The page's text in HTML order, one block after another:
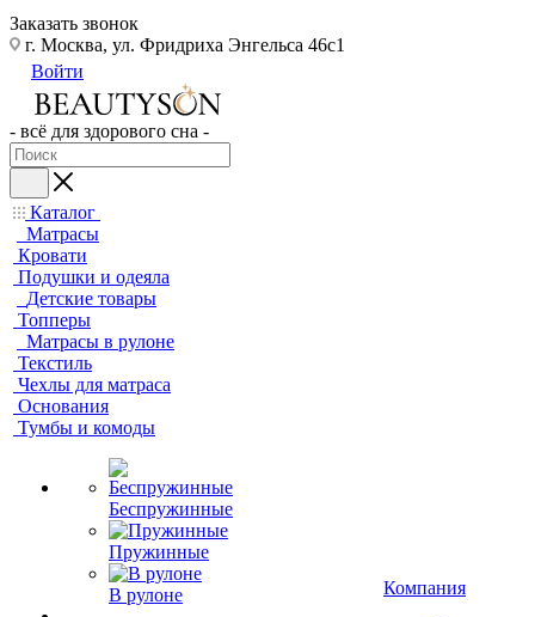
Заказать звонок
г. Москва, ул. Фридриха Энгельса 46с1
Войти
- всё для здорового сна -
Каталог
Матрасы
Кровати
Подушки и одеяла
Детские товары
Топперы
Матрасы в рулоне
Текстиль
Чехлы для матраса
Основания
Тумбы и комоды
Беспружинные
Пружинные
В рулоне
Компания